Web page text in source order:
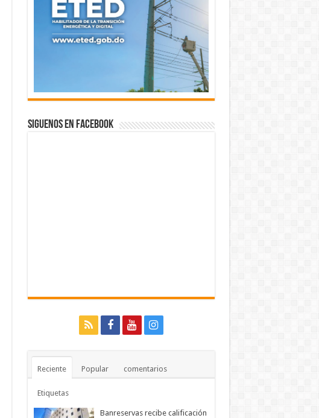
Siguenos en Facebook
Reciente Popular comentarios
Etiquetas
Banreservas recibe calificación